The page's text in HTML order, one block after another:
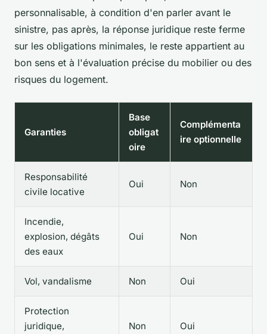
personnalisable, à condition d'en parler avant le
sinistre, pas après, la réponse juridique reste ferme
sur les obligations minimales, le reste appartient au
bon sens et à l'évaluation précise du mobilier ou des
risques du logement.
Garanties
Base
obligat
oire
Complémenta
ire optionnelle
Responsabilité
civile locative
Oui Non
Incendie,
explosion, dégâts
des eaux
Oui Non
Vol, vandalisme Non Oui
Protection
juridique,
Non Oui